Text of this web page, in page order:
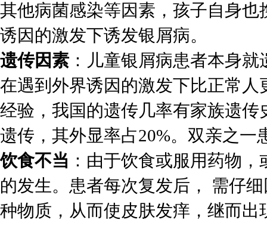
其他病菌感染等因素，孩子自身
诱因的激发下诱发银屑病。
遗传因素 ：儿童银屑病患者本身
在遇到外界诱因的激发下比正常
经验，我国的遗传几率有家族遗
遗传，其外显率占20%。双亲之一
饮食不当 ：由于饮食或服用药物
的发生。患者每次复发后， 需仔
种物质，从而使皮肤发痒，继而